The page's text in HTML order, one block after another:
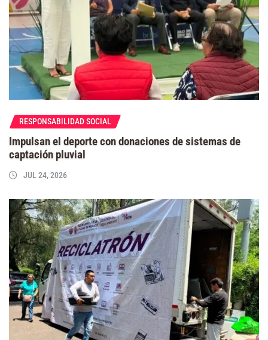
RESPONSABILIDAD SOCIAL
Impulsan el deporte con donaciones de sistemas de
captación pluvial
JUL 24, 2026